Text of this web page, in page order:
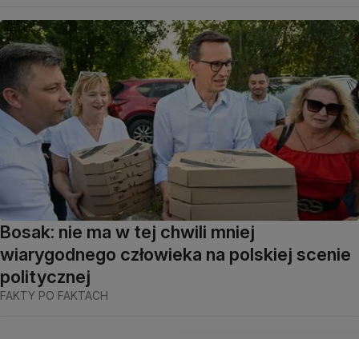
Bosak: nie ma w tej chwili mniej
wiarygodnego człowieka na polskiej scenie
politycznej
FAKTY PO FAKTACH